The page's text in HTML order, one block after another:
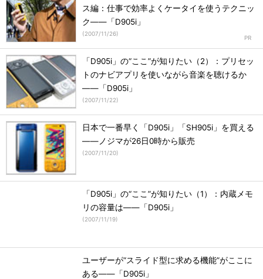
ス編：仕事で効率よくケータイを使うテクニッ
ク――「D905i」
(2007/11/26)
「D905i」の“ここ”が知りたい（2）：プリセッ
トのナビアプリを使いながら音楽を聴けるか
――「D905i」
(2007/11/22)
日本で一番早く「D905i」「SH905i」を買える
――ノジマが26日0時から販売
(2007/11/20)
「D905i」の“ここ”が知りたい（1）：内蔵メモ
リの容量は――「D905i」
(2007/11/19)
ユーザーが“スライド型に求める機能”がここに
ある――「D905i」